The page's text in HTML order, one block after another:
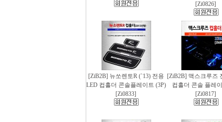
[Zi0826]
[ZiB2B] 뉴쏘렌토R (`13) 전용
LED 컵홀더 콘솔플레이트 (3P)
[Zi0833]
[ZiB2B] 맥스크루즈
컵홀더 콘솔 플레
[Zi0817]